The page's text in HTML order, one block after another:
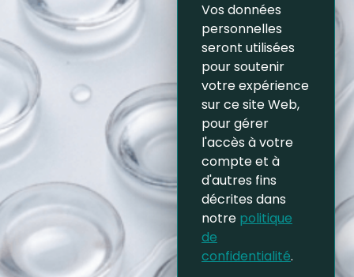
Vos données
personnelles
seront utilisées
pour soutenir
votre expérience
sur ce site Web,
pour gérer
l'accès à votre
compte et à
d'autres fins
décrites dans
notre politique
de
confidentialité.